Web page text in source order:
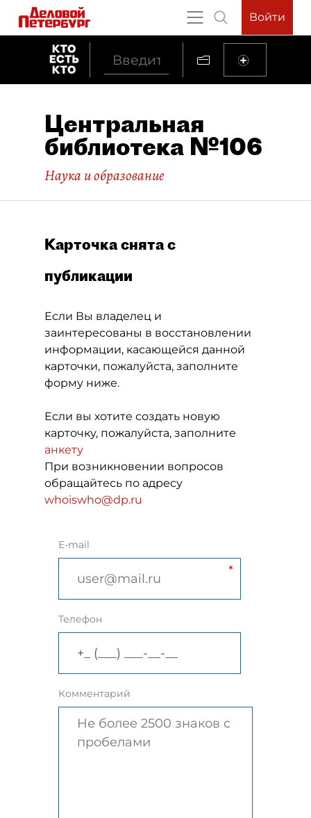
Войти
Центральная
библиотека №106
Наука и образование
Карточка снята с
публикации
Если Вы владелец и
заинтересованы в восстановлении
информации, касающейся данной
карточки, пожалуйста, заполните
форму ниже.
Если вы хотите создать новую
карточку, пожалуйста, заполните
анкету
При возникновении вопросов
обращайтесь по адресу
whoiswho@dp.ru
E-mail
Телефон
Комментарий